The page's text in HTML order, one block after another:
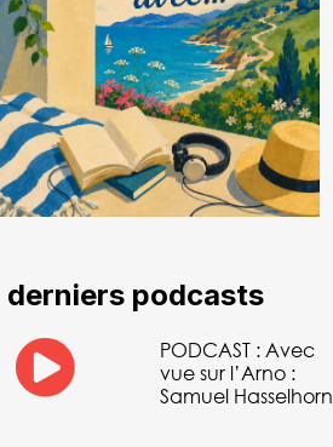
derniers podcasts
PODCAST : Avec
vue sur l’Arno :
Samuel Hasselhorn